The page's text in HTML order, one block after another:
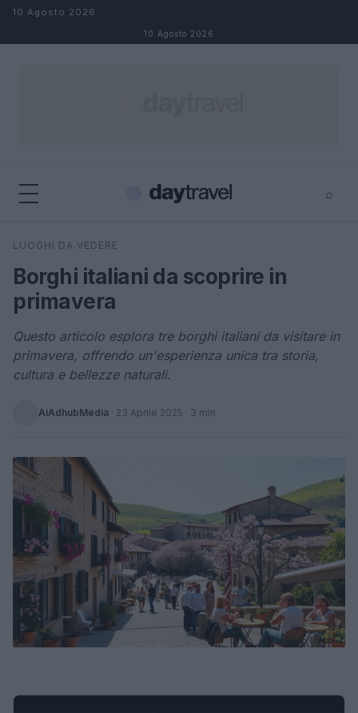
Salta al contenuto
10 Agosto 2026
10 Agosto 2026
⌕
Cerca
LUOGHI DA VEDERE
Borghi italiani da scoprire in
primavera
Questo articolo esplora tre borghi italiani da visitare in
primavera, offrendo un'esperienza unica tra storia,
cultura e bellezze naturali.
AiAdhubMedia · 23 Aprile 2025 · 3 min